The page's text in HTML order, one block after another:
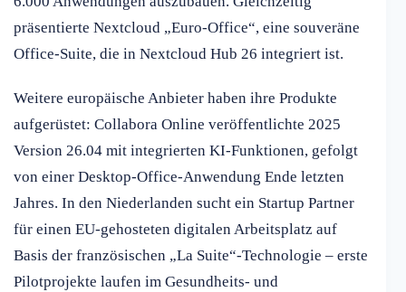
präsentierte Nextcloud „Euro-Office“, eine souveräne
Office-Suite, die in Nextcloud Hub 26 integriert ist.
Weitere europäische Anbieter haben ihre Produkte
aufgerüstet: Collabora Online veröffentlichte 2025
Version 26.04 mit integrierten KI-Funktionen, gefolgt
von einer Desktop-Office-Anwendung Ende letzten
Jahres. In den Niederlanden sucht ein Startup Partner
für einen EU-gehosteten digitalen Arbeitsplatz auf
Basis der französischen „La Suite“-Technologie – erste
Pilotprojekte laufen im Gesundheits- und